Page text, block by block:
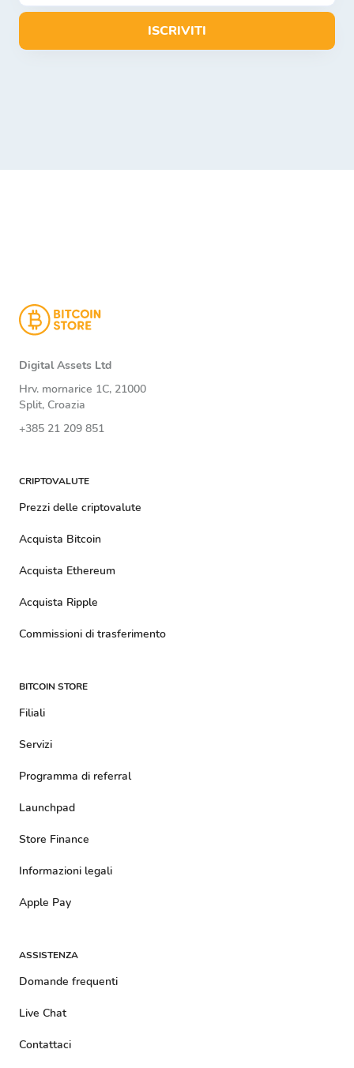
ISCRIVITI
Digital Assets Ltd
Hrv. mornarice 1C, 21000
Split, Croazia
+385 21 209 851
CRIPTOVALUTE
Prezzi delle criptovalute
Acquista Bitcoin
Acquista Ethereum
Acquista Ripple
Commissioni di trasferimento
BITCOIN STORE
Filiali
Servizi
Programma di referral
Launchpad
Store Finance
Informazioni legali
Apple Pay
ASSISTENZA
Domande frequenti
Live Chat
Contattaci